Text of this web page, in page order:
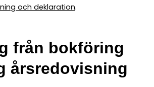
och deklaration.
från bokföring
årsredovisning